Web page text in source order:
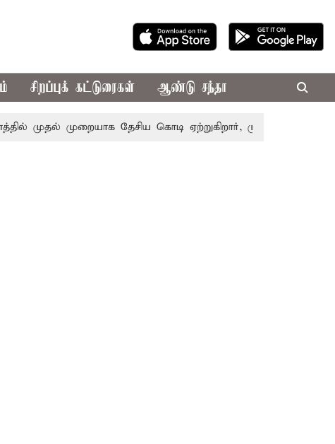
சிறப்புக் கட்டுரைகள் ஆண்டு சந்தா
முறையாக தேசிய கொடி ஏற்றுகிறார், முதல்-அமைச்சர்